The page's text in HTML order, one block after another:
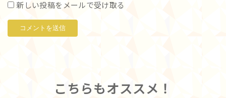
新しい投稿をメールで受け取る
こちらもオススメ！